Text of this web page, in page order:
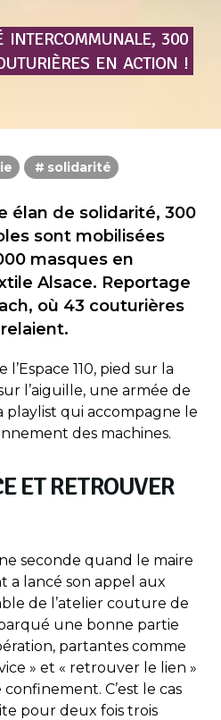
INTERCOMMUNALE, 300
EN ACTION !
solidarité
élan de solidarité, 300
sont mobilisées
masques en
Alsace. Reportage
où 43 couturières
110, pied sur la
l’aiguille, une armée de
playlist qui accompagne le
des machines.
ET RETROUVER
seconde quand le maire
a lancé son appel aux
de l’atelier couture de
une bonne partie
partantes comme
» et « retrouver le lien »
C’est le cas
pour deux fois trois